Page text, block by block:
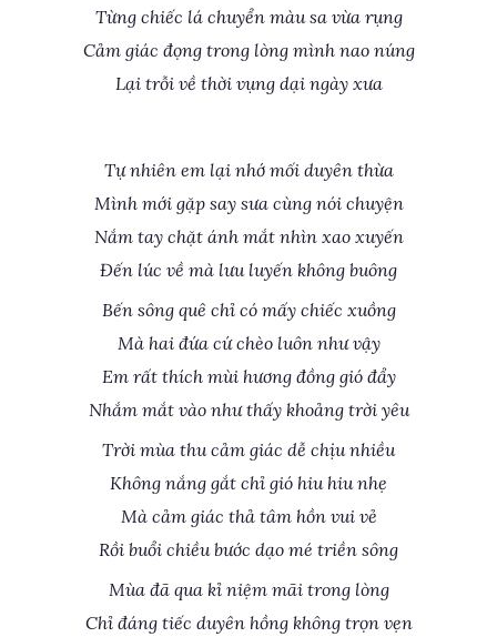
Từng chiếc lá chuyển màu sa vừa rụng
Cảm giác đọng trong lòng mình nao núng
Lại trỗi về thời vụng dại ngày xưa
Tự nhiên em lại nhớ mối duyên thừa
Mình mới gặp say sưa cùng nói chuyện
Nắm tay chặt ánh mắt nhìn xao xuyến
Đến lúc về mà lưu luyến không buông
Bến sông quê chỉ có mấy chiếc xuồng
Mà hai đứa cứ chèo luôn như vậy
Em rất thích mùi hương đồng gió đẩy
Nhắm mắt vào như thấy khoảng trời yêu
Trời mùa thu cảm giác dễ chịu nhiều
Không nắng gắt chỉ gió hiu hiu nhẹ
Mà cảm giác thả tâm hồn vui vẻ
Rồi buổi chiều bước dạo mé triền sông
Mùa đã qua kỉ niệm mãi trong lòng
Chỉ đáng tiếc duyên hồng không trọn vẹn